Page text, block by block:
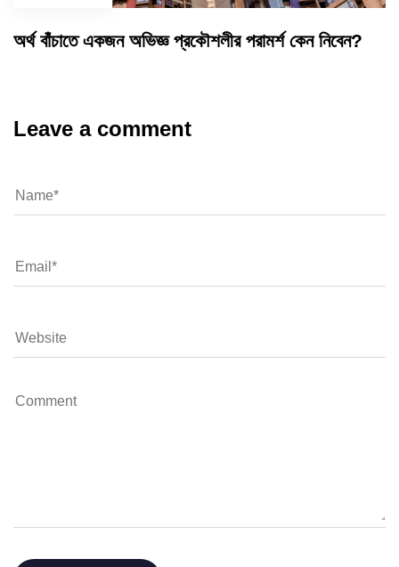
অর্থ বাঁচাতে একজন অভিজ্ঞ প্রকৌশলীর পরামর্শ কেন নিবেন?
Leave a comment